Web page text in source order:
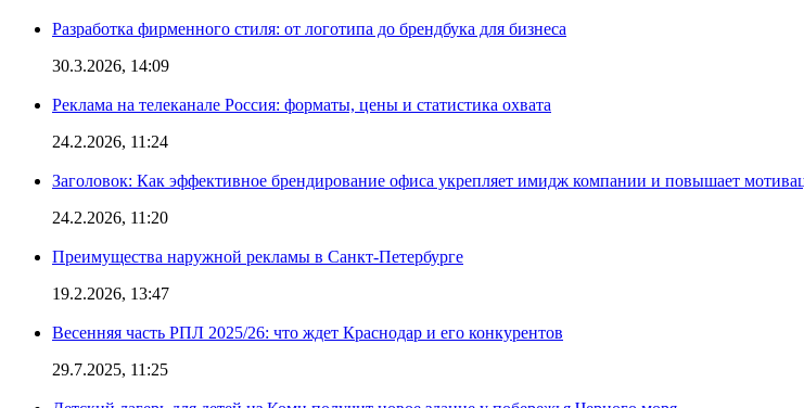
Разработка фирменного стиля: от логотипа до брендбука для бизнеса
30.3.2026, 14:09
Реклама на телеканале Россия: форматы, цены и статистика охвата
24.2.2026, 11:24
Заголовок: Как эффективное брендирование офиса укрепляет имидж компании и повышает
24.2.2026, 11:20
Преимущества наружной рекламы в Санкт-Петербурге
19.2.2026, 13:47
Весенняя часть РПЛ 2025/26: что ждет Краснодар и его конкурентов
29.7.2025, 11:25